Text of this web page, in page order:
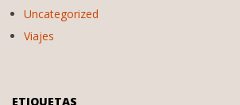
Uncategorized
Viajes
ETIQUETAS